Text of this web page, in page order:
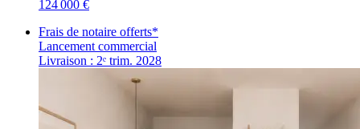
124 000 €
Frais de notaire offerts*
Lancement commercial
Livraison : 2ᵉ trim. 2028